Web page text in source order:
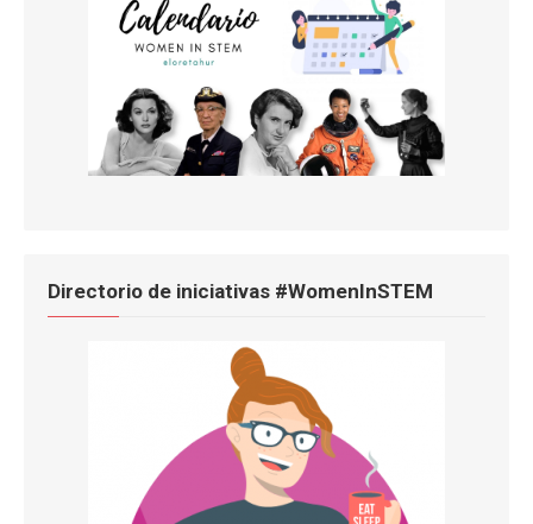
Directorio de iniciativas #WomenInSTEM